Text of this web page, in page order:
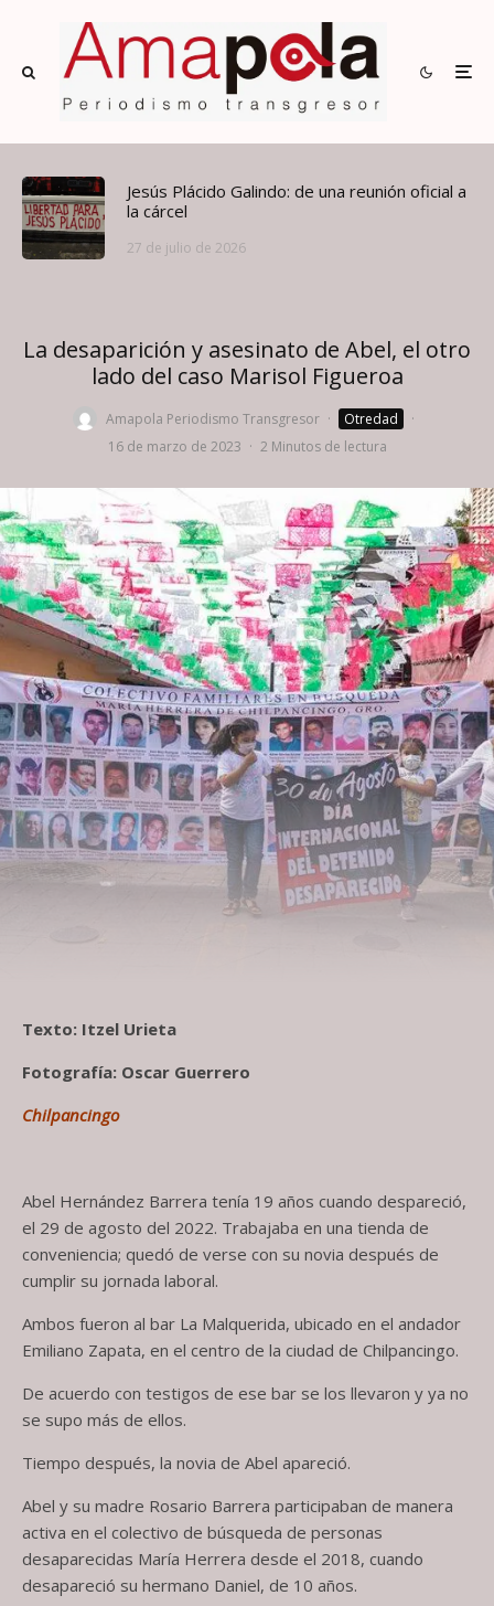
Jesús Plácido Galindo: de una reunión oficial a
la cárcel
27 de julio de 2026
La desaparición y asesinato de Abel, el otro
lado del caso Marisol Figueroa
Amapola Periodismo Transgresor · Otredad
·
16 de marzo de 2023 · 2 Minutos de lectura
Texto: Itzel Urieta
Fotografía: Oscar Guerrero
Chilpancingo
Abel Hernández Barrera tenía 19 años cuando despareció,
el 29 de agosto del 2022. Trabajaba en una tienda de
conveniencia; quedó de verse con su novia después de
cumplir su jornada laboral.
Ambos fueron al bar La Malquerida, ubicado en el andador
Emiliano Zapata, en el centro de la ciudad de Chilpancingo.
De acuerdo con testigos de ese bar se los llevaron y ya no
se supo más de ellos.
Tiempo después, la novia de Abel apareció.
Abel y su madre Rosario Barrera participaban de manera
activa en el colectivo de búsqueda de personas
desaparecidas María Herrera desde el 2018, cuando
desapareció su hermano Daniel, de 10 años.